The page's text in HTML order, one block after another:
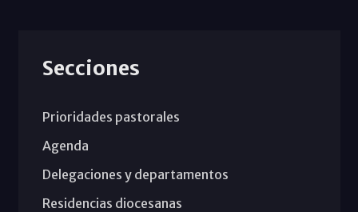
Secciones
Prioridades pastorales
Agenda
Delegaciones y departamentos
Residencias diocesanas